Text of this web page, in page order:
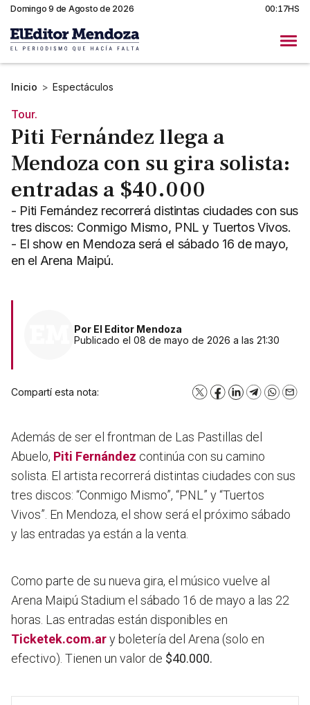
Domingo 9 de Agosto de 2026 00:17HS
Inicio > Espectáculos
Tour.
Piti Fernández llega a
Mendoza con su gira solista:
entradas a $40.000
- Piti Fernández recorrerá distintas ciudades con sus
tres discos: Conmigo Mismo, PNL y Tuertos Vivos.
- El show en Mendoza será el sábado 16 de mayo,
en el Arena Maipú.
Por El Editor Mendoza
Publicado el 08 de mayo de 2026 a las 21:30
Compartí esta nota: X Facebook
LinkedInTelegram
Además de ser el frontman de Las Pastillas del
Abuelo, Piti Fernández continúa con su camino
solista. El artista recorrerá distintas ciudades con sus
tres discos: “Conmigo Mismo”, “PNL” y “Tuertos
Vivos”. En Mendoza, el show será el próximo sábado
y las entradas ya están a la venta.
Como parte de su nueva gira, el músico vuelve al
Arena Maipú Stadium el sábado 16 de mayo a las 22
horas. Las entradas están disponibles en
Ticketek.com.ary boletería del Arena (solo en
efectivo). Tienen un valor de $40.000.